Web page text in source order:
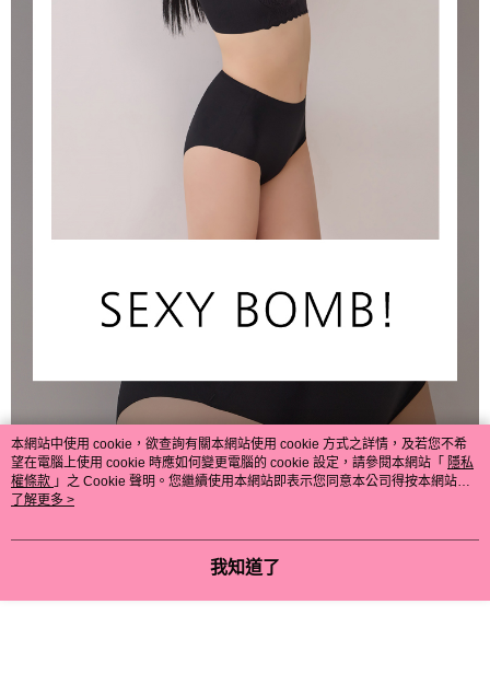
本網站中使用 cookie，欲查詢有關本網站使用 cookie 方式之詳情，及若您不希
望在電腦上使用 cookie 時應如何變更電腦的 cookie 設定，請參閱本網站「 隱私
權條款 」之 Cookie 聲明。您繼續使用本網站即表示您同意本公司得按本網站使
用條款之 Cookie 聲明使用 cookie。
了解更多 >
我知道了